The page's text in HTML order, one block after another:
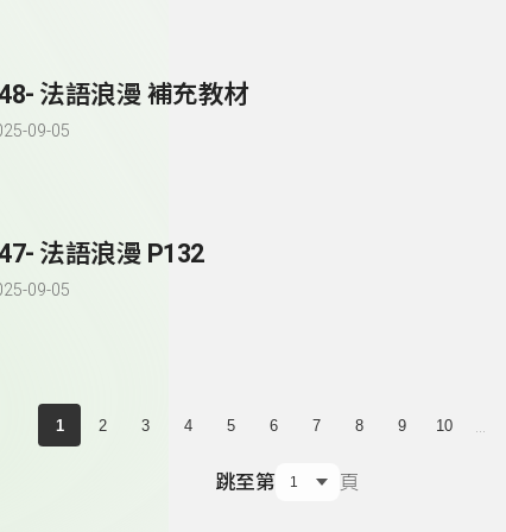
法語浪漫 補充教材
09-05
法語浪漫 P132
09-05
1 2 3 4 5 6 7 8 9 10
跳至第 頁